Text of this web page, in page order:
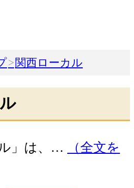
関西ローカル
」は、…
（全文を